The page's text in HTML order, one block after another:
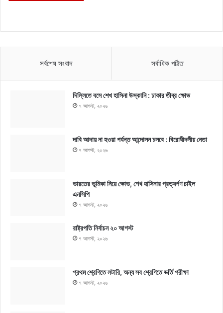
সর্বশেষ সংবাদ সর্বাধিক পঠিত
দিল্লিতে বসে শেখ হাসিনা উস্কানি : ঢাকার তীব্র ক্ষোভ
৭ আগস্ট, ২০২৬
দাবি আদায় না হওয়া পর্যন্ত আন্দোলন চলবে : বিরোধীদলীয় নেতা
৭ আগস্ট, ২০২৬
ভারতের ভূমিকা নিয়ে ক্ষোভ, শেখ হাসিনার প্রত্যর্পণ চাইল
এনসিপি
৭ আগস্ট, ২০২৬
রাষ্ট্রপতি নির্বাচন ২০ আগস্ট
৭ আগস্ট, ২০২৬
প্রথম শ্রেণিতে লটারি, অন্য সব শ্রেণিতে ভর্তি পরীক্ষা
৭ আগস্ট, ২০২৬